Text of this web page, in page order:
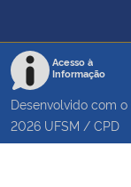
Acesso à
Informação
Desenvolvido com
2026 UFSM / CPD